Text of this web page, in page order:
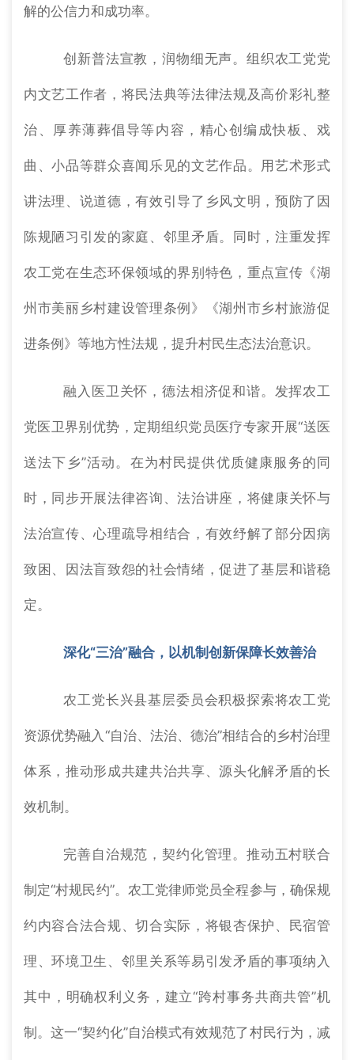
解的公信力和成功率。
创新普法宣教，润物细无声。组织农工党党
内文艺工作者，将民法典等法律法规及高价彩礼整
治、厚养薄葬倡导等内容，精心创编成快板、戏
曲、小品等群众喜闻乐见的文艺作品。用艺术形式
讲法理、说道德，有效引导了乡风文明，预防了因
陈规陋习引发的家庭、邻里矛盾。同时，注重发挥
农工党在生态环保领域的界别特色，重点宣传《湖
州市美丽乡村建设管理条例》《湖州市乡村旅游促
进条例》等地方性法规，提升村民生态法治意识。
融入医卫关怀，德法相济促和谐。发挥农工
党医卫界别优势，定期组织党员医疗专家开展“送医
送法下乡”活动。在为村民提供优质健康服务的同
时，同步开展法律咨询、法治讲座，将健康关怀与
法治宣传、心理疏导相结合，有效纾解了部分因病
致困、因法盲致怨的社会情绪，促进了基层和谐稳
定。
深化“三治”融合，以机制创新保障长效善治
农工党长兴县基层委员会积极探索将农工党
资源优势融入“自治、法治、德治”相结合的乡村治理
体系，推动形成共建共治共享、源头化解矛盾的长
效机制。
完善自治规范，契约化管理。推动五村联合
制定“村规民约”。农工党律师党员全程参与，确保规
约内容合法合规、切合实际，将银杏保护、民宿管
理、环境卫生、邻里关系等易引发矛盾的事项纳入
其中，明确权利义务，建立“跨村事务共商共管”机
制。这一“契约化”自治模式有效规范了村民行为，减